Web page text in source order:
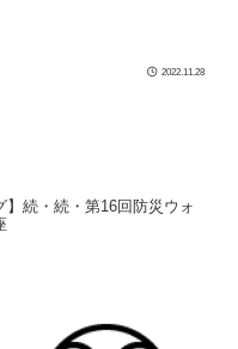
2022.11.28
】続・続・第16回防災ウォ